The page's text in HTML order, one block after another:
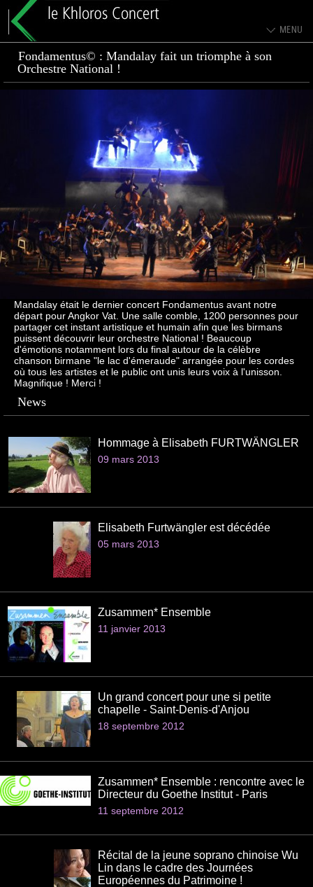
Fondamentus© : Mandalay fait un triomphe à son
Orchestre National !
Mandalay était le dernier concert Fondamentus avant notre
départ pour Angkor Vat. Une salle comble, 1200 personnes pour
partager cet instant artistique et humain afin que les birmans
puissent découvrir leur orchestre National ! Beaucoup
d'émotions notamment lors du final autour de la célèbre
chanson birmane "le lac d'émeraude" arrangée pour les cordes
où tous les artistes et le public ont unis leurs voix à l'unisson.
Magnifique ! Merci !
News
Hommage à Elisabeth FURTWÄNGLER
09 mars 2013
Elisabeth Furtwängler est décédée
05 mars 2013
Zusammen* Ensemble
11 janvier 2013
Un grand concert pour une si petite
chapelle - Saint-Denis-d'Anjou
18 septembre 2012
Zusammen* Ensemble : rencontre avec le
Directeur du Goethe Institut - Paris
11 septembre 2012
Récital de la jeune soprano chinoise Wu
Lin dans le cadre des Journées
Européennes du Patrimoine !